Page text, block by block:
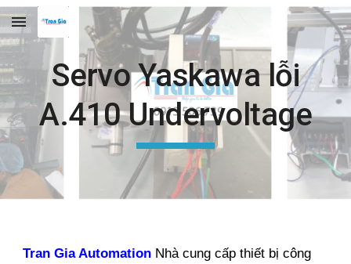
Skip to main content Skip to navigation
Servo Yaskawa lỗi
A.410 Undervoltage
Tran Gia Automation Nhà cung cấp thiết bị công